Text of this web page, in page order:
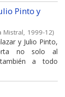
Pinto y
Mistral, 1999-12)
y Julio Pinto,
no solo al
a todo